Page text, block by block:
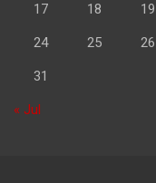
17 18 19
24 25 26
31
« Jul